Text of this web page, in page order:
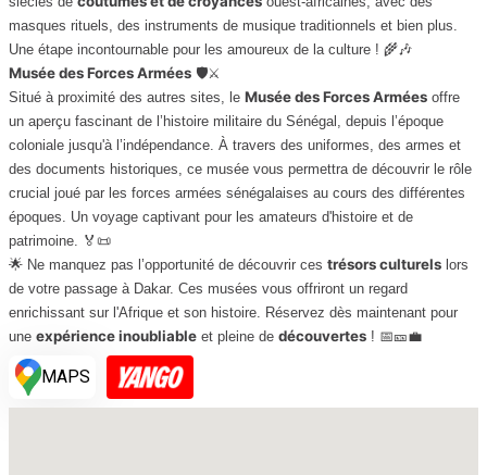
masques rituels, des instruments de musique traditionnels et bien plus.
Une étape incontournable pour les amoureux de la culture ! 🌾🎶
Musée des Forces Armées 🛡️⚔️
Situé à proximité des autres sites, le Musée des Forces Armées offre
un aperçu fascinant de l’histoire militaire du Sénégal, depuis l’époque
coloniale jusqu'à l’indépendance. À travers des uniformes, des armes et
des documents historiques, ce musée vous permettra de découvrir le rôle
crucial joué par les forces armées sénégalaises au cours des différentes
époques. Un voyage captivant pour les amateurs d'histoire et de
patrimoine. 🏅📜
🌟 Ne manquez pas l’opportunité de découvrir ces trésors culturels lors
de votre passage à Dakar. Ces musées vous offriront un regard
enrichissant sur l'Afrique et son histoire. Réservez dès maintenant pour
une expérience inoubliable et pleine de découvertes ! 📅🎫💼
MAPS